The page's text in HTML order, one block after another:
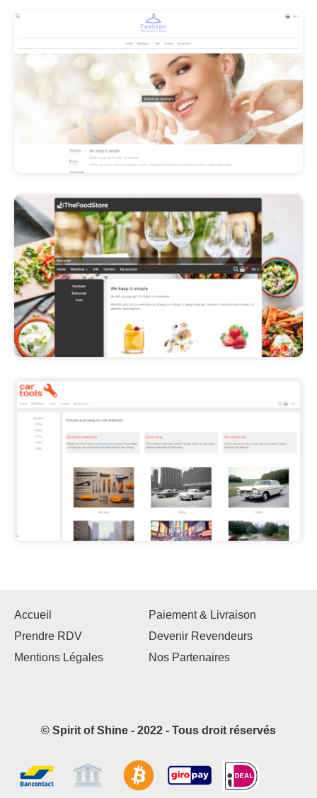
Accueil
Paiement & Livraison
Prendre RDV
Devenir Revendeurs
Mentions Légales
Nos Partenaires
© Spirit of Shine - 2022 - Tous droit réservés